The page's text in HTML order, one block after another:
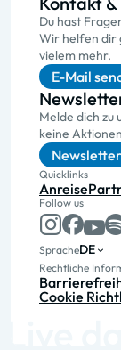
Du hast
Wir helfen dir
vielem mehr.
E-Mail
Melde dich zu
keine
Quicklinks
Anreise
Follow us
SpracheDE
Rechtliche
Cookie